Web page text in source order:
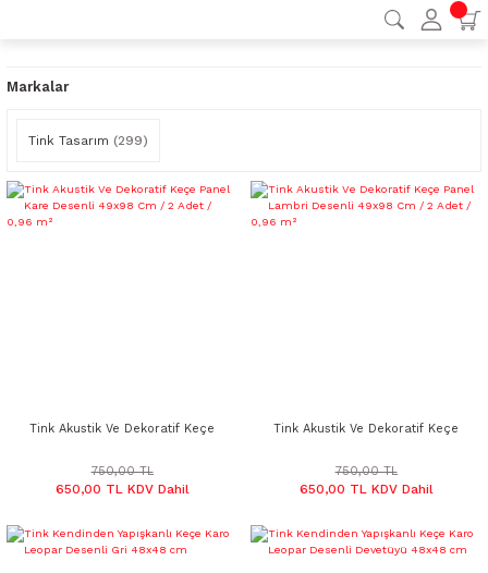
Markalar
Tink Tasarım (299)
Tink Akustik Ve Dekoratif Keçe
Adet / 0,96 m²
750,00 TL
650,00 TL KDV Dahil
Tink Akustik Ve Dekoratif Keçe
2 Adet / 0,96 m²
750,00 TL
650,00 TL KDV Dahil